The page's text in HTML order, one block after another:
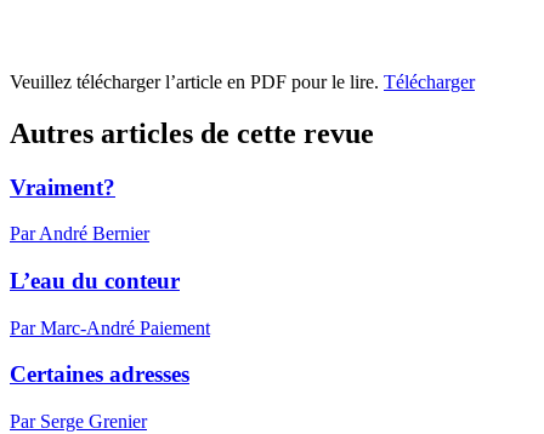
Veuillez télécharger l’article en PDF pour le lire. Télécharger
Autres articles de cette revue
Vraiment?
Par André Bernier
L’eau du conteur
Par Marc-André Paiement
Certaines adresses
Par Serge Grenier